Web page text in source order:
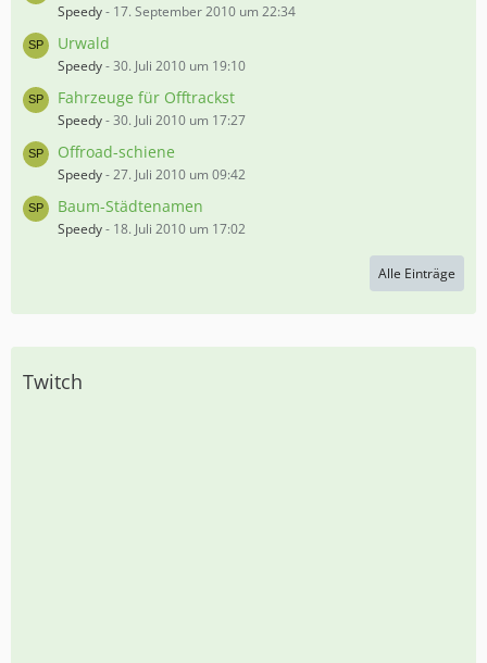
Speedy- 17. September 2010 um 22:34
Urwald
Speedy-30. Juli 2010 um 19:10
Fahrzeuge für Offtrackst
Speedy-30. Juli 2010 um 17:27
Offroad-schiene
Speedy-27. Juli 2010 um 09:42
Baum-Städtenamen
Speedy- 18. Juli 2010 um 17:02
Alle Einträge
Twitch